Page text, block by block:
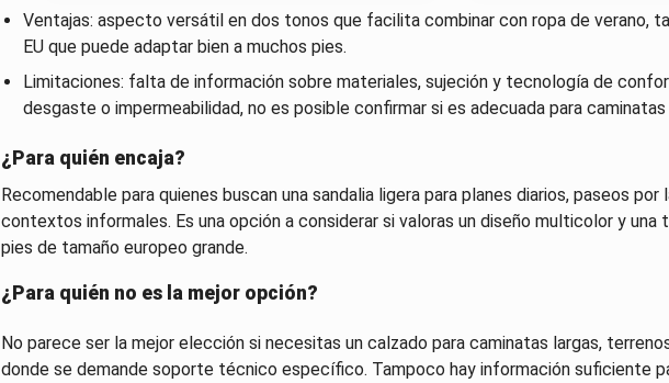
Ventajas: aspecto versátil en dos tonos que facilita combinar con ropa de verano,
EU que puede adaptar bien a muchos pies.
Limitaciones: falta de información sobre materiales, sujeción y tecnología de
desgaste o impermeabilidad, no es posible confirmar si es adecuada para
¿Para quién encaja?
Recomendable para quienes buscan una sandalia ligera para planes diarios, paseos por
contextos informales. Es una opción a considerar si valoras un diseño multicolor y una
pies de tamaño europeo grande.
¿Para quién no es la mejor opción?
No parece ser la mejor elección si necesitas un calzado para caminatas largas,
donde se demande soporte técnico específico. Tampoco hay información suficiente